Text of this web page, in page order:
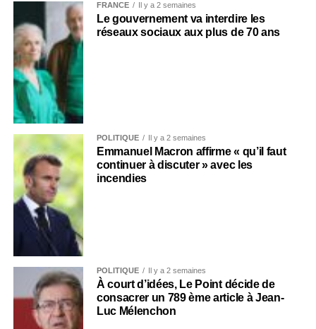
FRANCE Il y a 2 semaines
Le gouvernement va interdire les
réseaux sociaux aux plus de 70 ans
POLITIQUE Il y a 2 semaines
Emmanuel Macron affirme « qu’il faut
continuer à discuter » avec les
incendies
POLITIQUE Il y a 2 semaines
À court d’idées, Le Point décide de
consacrer un 789 ème article à Jean-
Luc Mélenchon